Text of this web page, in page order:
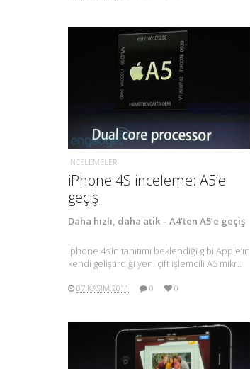
DAHA FAZLA BILGI.
İNCELEMELER
iPhone 4S inceleme: A5’e
geçiş
Daha hızlı, daha atik – A4’ten A5’e geçiş
Iphone 4s’in tanıtımı beklendiği gibi Apple’ın
kendi geliştirdiği yeni çift işlemcili A5 mikr..
07 KASIM 2011 0 0